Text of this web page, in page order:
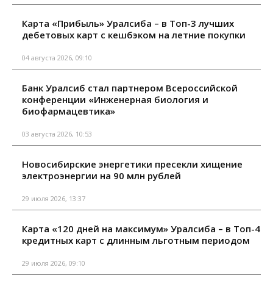
Карта «Прибыль» Уралсиба – в Топ-3 лучших
дебетовых карт с кешбэком на летние покупки
04 августа 2026, 09:10
Банк Уралсиб стал партнером Всероссийской
конференции «Инженерная биология и
биофармацевтика»
03 августа 2026, 10:53
Новосибирские энергетики пресекли хищение
электроэнергии на 90 млн рублей
29 июля 2026, 13:37
Карта «120 дней на максимум» Уралсиба – в Топ-4
кредитных карт с длинным льготным периодом
29 июля 2026, 09:10